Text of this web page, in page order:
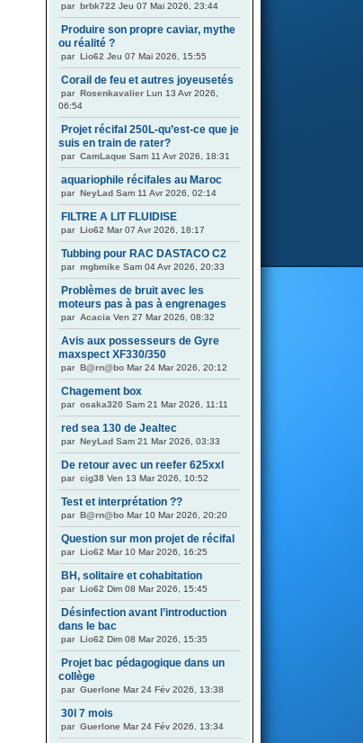
par brbk722 Jeu 07 Mai 2026, 23:44
Produire son propre caviar, mythe
ou réalité ?
par Lio62 Jeu 07 Mai 2026, 15:55
Corail de feu et autres joyeusetés
par Rosenkavalier Lun 13 Avr 2026,
06:54
Projet récifal 250L-qu’est-ce que je
suis en train de rater?
par CamLaque Sam 11 Avr 2026, 18:31
aquariophile récifales au Maroc
par NeyLad Sam 11 Avr 2026, 02:14
FILTRE A LIT FLUIDISE
par Lio62 Mar 07 Avr 2026, 18:17
Tubbing pour RAC DASTACO C2
par mgbmike Sam 04 Avr 2026, 20:33
Problèmes de bruit avec les
moteurs pas à pas à engrenages
par Acacia Ven 27 Mar 2026, 08:32
Avis aux possesseurs de Gyre
maxspect XF330/350
par B@rn@bo Mar 24 Mar 2026, 20:12
Chagement box
par osaka320 Sam 21 Mar 2026, 11:11
red sea 130 de Jealtec
par NeyLad Sam 21 Mar 2026, 03:33
De retour avec un reefer 625xxl
par cig38 Ven 13 Mar 2026, 10:52
Test et interprétation ??
par B@rn@bo Mar 10 Mar 2026, 20:20
Question sur mon projet de récifal
par Lio62 Mar 10 Mar 2026, 16:25
BH, solitaire et cohabitation
par Lio62 Dim 08 Mar 2026, 15:45
Désinfection avant l’introduction
dans le bac
par Lio62 Dim 08 Mar 2026, 15:35
Projet bac pédagogique dans un
collège
par Guerlone Mar 24 Fév 2026, 13:38
30l 7 mois
par Guerlone Mar 24 Fév 2026, 13:34